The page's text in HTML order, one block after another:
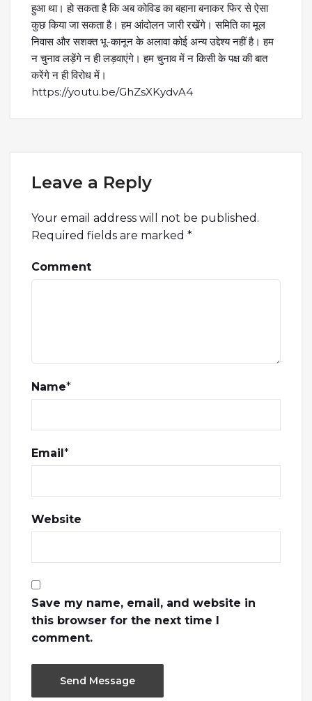
हुआ था। हो सकता है कि अब कोविड का बहाना बनाकर फिर से ऐसा
कुछ किया जा सकता है। हम आंदोलन जारी रखेंगे। समिति का मूल
निवास और सशक्त भू-कानून के अलावा कोई अन्य उद्देश्य नहीं है। हम
न चुनाव लड़ेंगे न ही लड़वाएंगे। हम चुनाव में न किसी के पक्ष की बात
करेंगे न ही विरोध में।
https://youtu.be/GhZsXKydvA4
Leave a Reply
Your email address will not be published.
Required fields are marked *
Comment
Name*
Email*
Website
Save my name, email, and website in
this browser for the next time I
comment.